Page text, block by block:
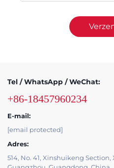
Tel / WhatsApp / WeChat:
+86-18457960234
E-mail:
[email protected]
Adres:
514, No. 41, Xinshuikeng